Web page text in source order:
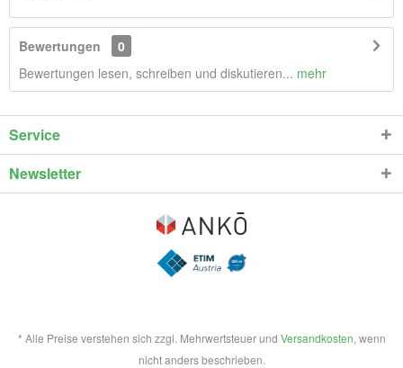
Bewertungen
0
Bewertungen lesen, schreiben und diskutieren... mehr
Service
Newsletter
* Alle Preise verstehen sich zzgl. Mehrwertsteuer und Versandkosten, wenn
nicht anders beschrieben.